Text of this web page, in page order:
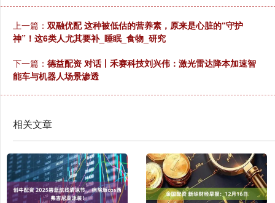
上一篇： 双融优配 这种被低估的营养素，原来是心脏的“守护
神”！这6类人尤其要补_睡眠_食物_研究
下一篇： 德益配资 对话丨禾赛科技刘兴伟：激光雷达降本加速智
能车与机器人场景渗透
相关文章